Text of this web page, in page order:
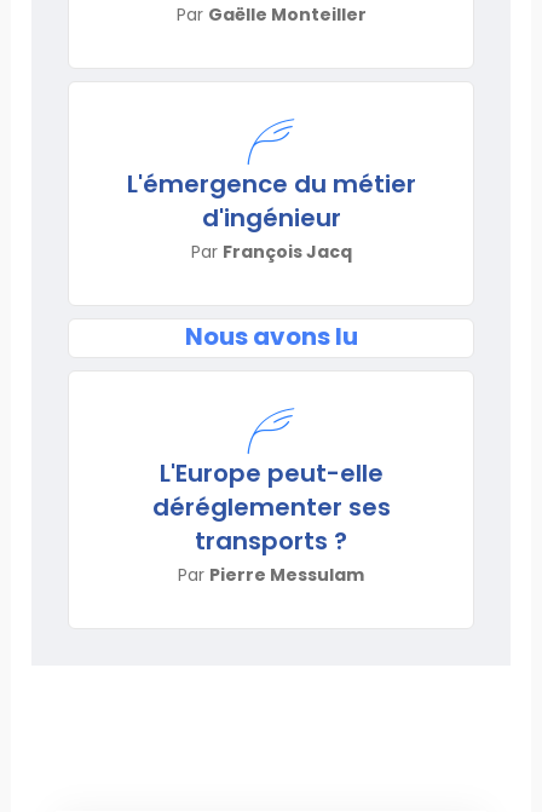
Par Gaëlle Monteiller
L'émergence du métier
d'ingénieur
Par François Jacq
Nous avons lu
L'Europe peut-elle
déréglementer ses
transports ?
Par Pierre Messulam